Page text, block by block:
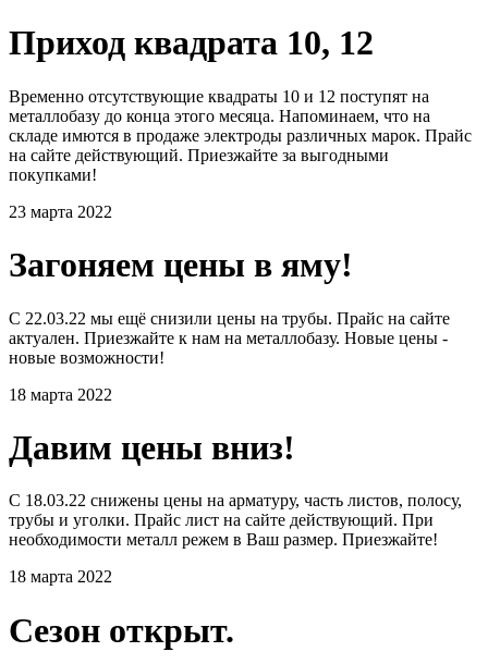
Приход квадрата 10, 12
Временно отсутствующие квадраты 10 и 12 поступят на
металлобазу до конца этого месяца. Напоминаем, что на
складе имются в продаже электроды различных марок. Прайс
на сайте действующий. Приезжайте за выгодными
покупками!
23 марта 2022
Загоняем цены в яму!
С 22.03.22 мы ещё снизили цены на трубы. Прайс на сайте
актуален. Приезжайте к нам на металлобазу. Новые цены -
новые возможности!
18 марта 2022
Давим цены вниз!
С 18.03.22 снижены цены на арматуру, часть листов, полосу,
трубы и уголки. Прайс лист на сайте действующий. При
необходимости металл режем в Ваш размер. Приезжайте!
18 марта 2022
Сезон открыт.